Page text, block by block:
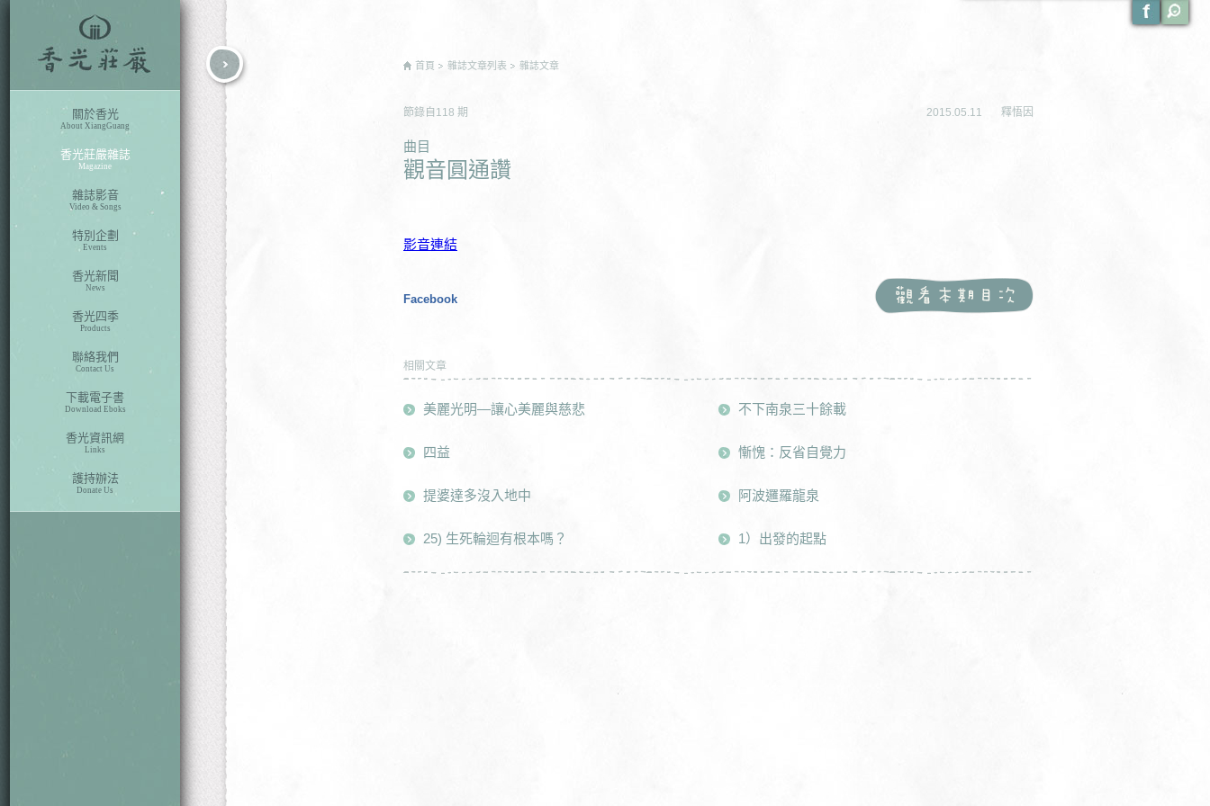
關於香光
About XiangGuang
香光莊嚴雜誌
Magazine
雜誌影音
Video & Songs
特別企劃
Events
香光新聞
News
香光四季
Products
聯絡我們
Contact Us
下載電子書
Download Eboks
香光資訊網
Links
護持辦法
Donate Us
首頁 雜誌文章列表 雜誌文章
節錄自 118 期 2015.05.11 釋悟因
曲目
觀音圓通讚
影音連結
Facebook
相關文章
美麗光明—讓心美麗與慈悲
四益
提婆達多沒入地中
25) 生死輪迴有根本嗎？
不下南泉三十餘載
慚愧：反省自覺力
阿波邏羅龍泉
1）出發的起點